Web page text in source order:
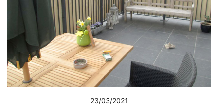
23/03/2021